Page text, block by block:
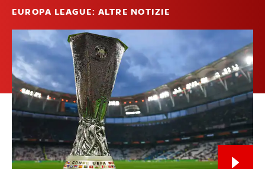
EUROPA LEAGUE: ALTRE NOTIZIE